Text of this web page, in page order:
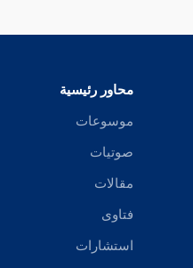
كتاب الوضوء
كتاب الصلاة
محاور رئيسية
موسوعات
صوتيات
مقالات
فتاوى
استشارات